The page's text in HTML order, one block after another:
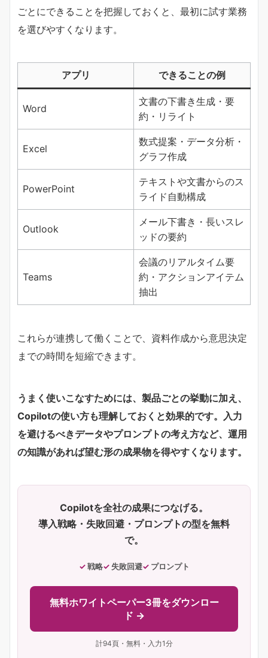
ごとにできることを把握しておくと、最初に試す業務
を選びやすくなります。
アプリ できることの例
Word
文書の下書き生成・要
約・リライト
Excel
数式提案・データ分析・
グラフ作成
PowerPoint
テキストや文書からのス
ライド自動構成
Outlook
メール下書き・長いスレ
ッドの要約
Teams
会議のリアルタイム要
約・アクションアイテム
抽出
これらが連携して働くことで、資料作成から意思決定
までの時間を短縮できます。
うまく使いこなすためには、製品ごとの挙動に加え、
Copilotの使い方も理解しておくと効果的です。入力
を避けるべきデータやプロンプトの考え方など、運用
の知識があれば望む形の成果物を得やすくなります。
Copilotを全社の成果につなげる。
導入戦略・失敗回避・プロンプトの型を無料
で。
戦略 失敗回避 プロンプト
無料ホワイトペーパー3冊をダウンロー
ド →
計94頁・無料・入力1分